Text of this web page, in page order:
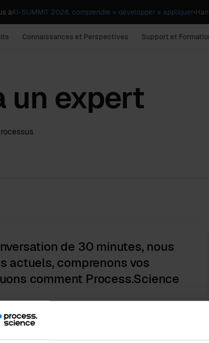
àKI-SUMMIT 2026. comprendre » développer » appliquer•
Connaissances et Perspectives Support et
un expert
de 30 minutes, nous
actuels, comprenons vos
comment Process.Science
lorsque vous consentez aux cookies de